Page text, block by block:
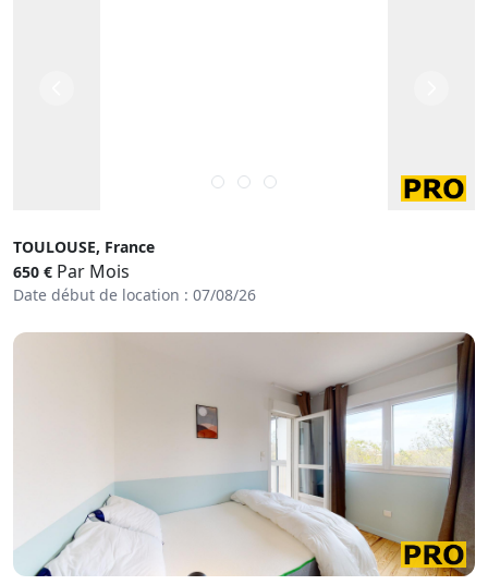
TOULOUSE, France
650 € Par Mois
Date début de location : 07/08/26